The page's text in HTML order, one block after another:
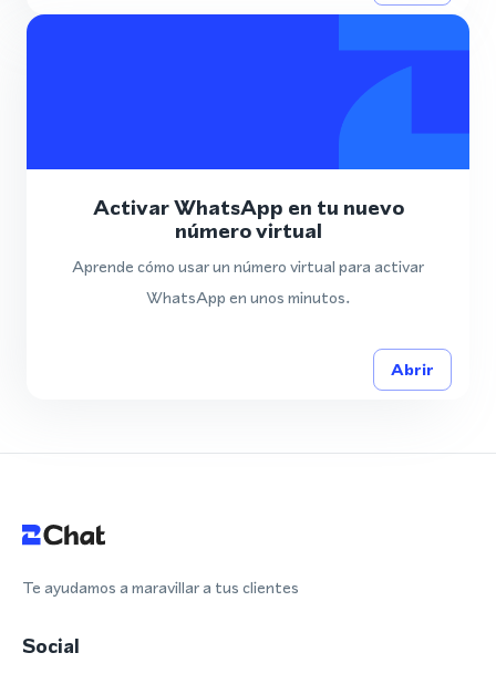
Activar WhatsApp en tu nuevo
número virtual
Aprende cómo usar un número virtual para activar
WhatsApp en unos minutos.
Abrir
Te ayudamos a maravillar a tus clientes
Social